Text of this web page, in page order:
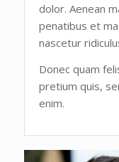
dolor. Aenean
penatibus et
nascetur
Donec quam
pretium quis,
enim.